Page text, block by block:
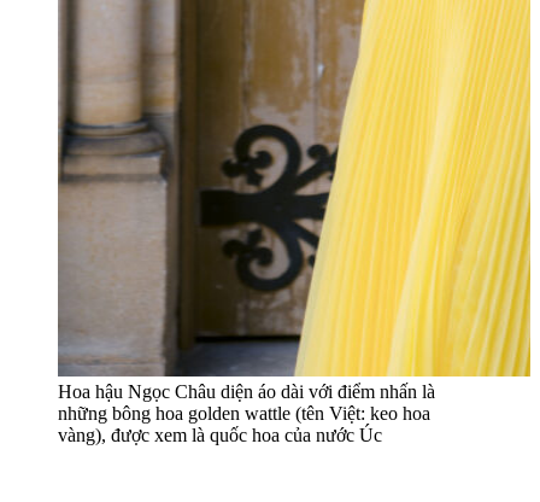
Hoa hậu Ngọc Châu diện áo dài với điểm nhấn là
những bông hoa golden wattle (tên Việt: keo hoa
vàng), được xem là quốc hoa của nước Úc